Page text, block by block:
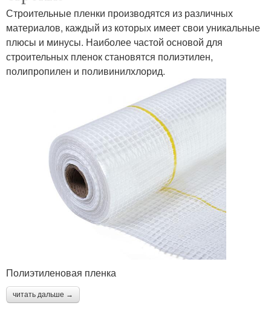
Строительные пленки производятся из различных
материалов, каждый из которых имеет свои уникальные
плюсы и минусы. Наиболее частой основой для
строительных пленок становятся полиэтилен,
полипропилен и поливинилхлорид.
Полиэтиленовая пленка
читать дальше →